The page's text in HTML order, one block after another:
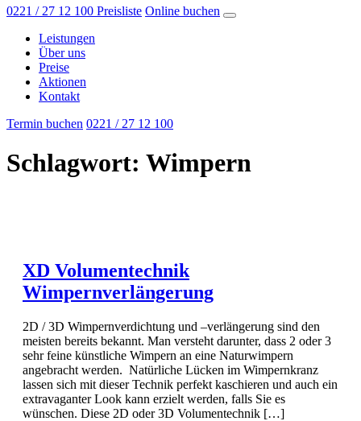
0221 / 27 12 100 Preisliste Online buchen
Leistungen
Über uns
Preise
Aktionen
Kontakt
Termin buchen 0221 / 27 12 100
Schlagwort: Wimpern
XD Volumentechnik
Wimpernverlängerung
2D / 3D Wimpernverdichtung und –verlängerung sind den
meisten bereits bekannt. Man versteht darunter, dass 2 oder 3
sehr feine künstliche Wimpern an eine Naturwimpern
angebracht werden. Natürliche Lücken im Wimpernkranz
lassen sich mit dieser Technik perfekt kaschieren und auch ein
extravaganter Look kann erzielt werden, falls Sie es
wünschen. Diese 2D oder 3D Volumentechnik […]